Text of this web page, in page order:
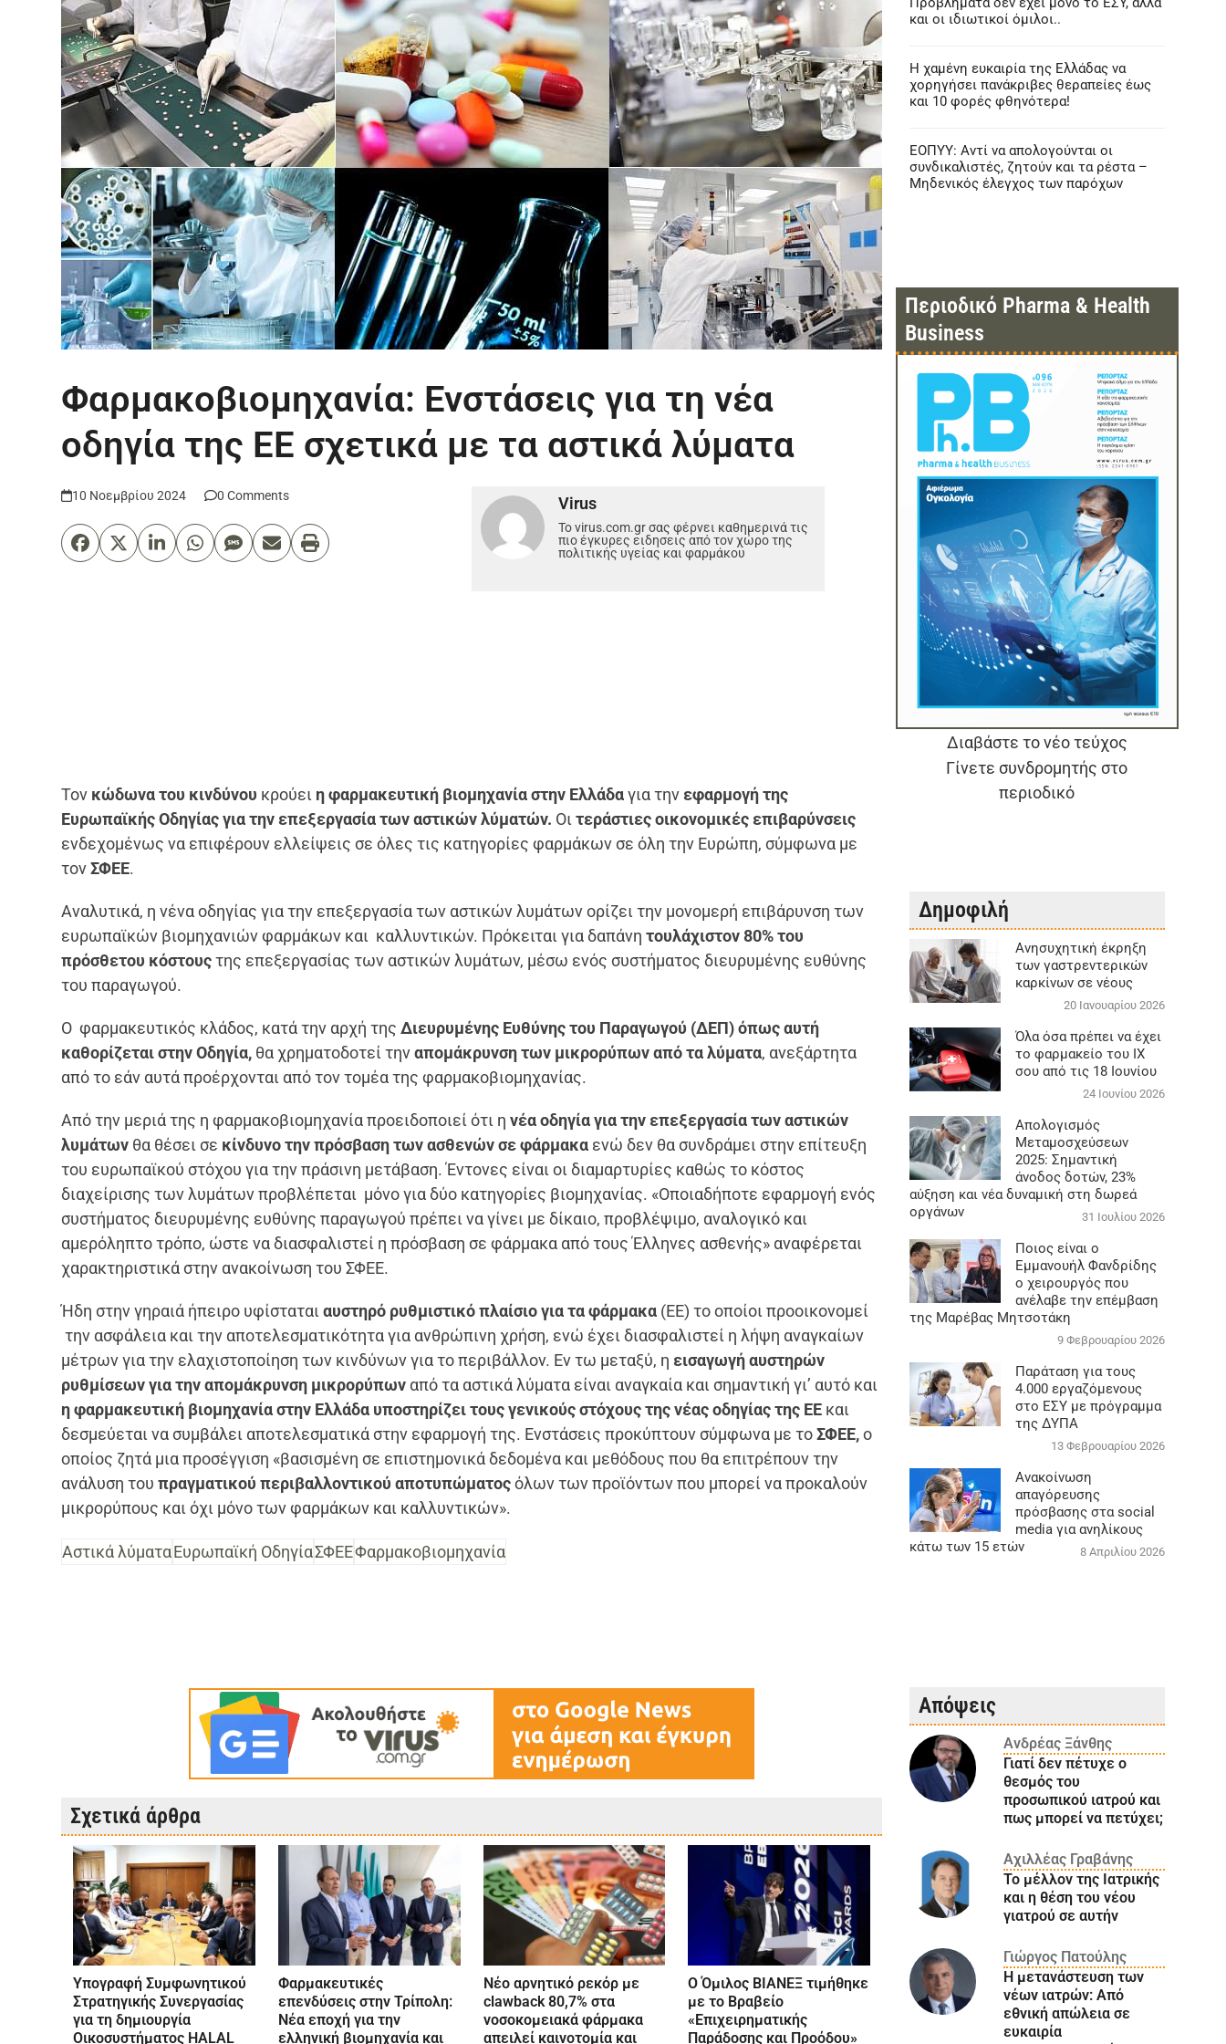
Φαρμακοβιομηχανία: Ενστάσεις για τη νέα
οδηγία της ΕΕ σχετικά με τα αστικά λύματα
10 Νοεμβρίου 2024 0 Comments Virus
Το virus.com.gr σας φέρνει καθημερινά τις
πιο έγκυρες ειδησεις από τον χώρο της
πολιτικής υγείας και φαρμάκου
Τον κώδωνα του κινδύνου κρούει η φαρμακευτική βιομηχανία στην Ελλάδαγια την εφαρμογή της
Ευρωπαϊκής Οδηγίας για την επεξεργασία των αστικών λύματών. Οιτεράστιες οικονομικές επιβαρύνσεις
ενδεχομένως να επιφέρουν ελλείψεις σε όλες τις κατηγορίες φαρμάκων σε όλη την Ευρώπη, σύμφωνα με
τονΣΦΕΕ.
Αναλυτικά, η νένα οδηγίας για την επεξεργασία των αστικών λυμάτων ορίζει την μονομερή επιβάρυνση των
ευρωπαϊκών βιομηχανιών φαρμάκων και καλλυντικών. Πρόκειται για δαπάνητουλάχιστον 80% του
πρόσθετου κόστουςτης επεξεργασίας των αστικών λυμάτων, μέσω ενός συστήματος διευρυμένης ευθύνης
του παραγωγού.
Ο φαρμακευτικός κλάδος, κατά την αρχή τηςΔιευρυμένης Ευθύνης του Παραγωγού (ΔΕΠ) όπως αυτή
καθορίζεται στην Οδηγία, θα χρηματοδοτεί τηναπομάκρυνση των μικρορύπων από τα λύματα, ανεξάρτητα
από το εάν αυτά προέρχονται από τον τομέα της φαρμακοβιομηχανίας.
Από την μεριά της η φαρμακοβιομηχανία προειδοποιεί ότι ηνέα οδηγία για την επεξεργασία των αστικών
λυμάτων θα θέσει σε κίνδυνο την πρόσβαση των ασθενών σε φάρμακα ενώ δεν θα συνδράμει στην επίτευξη
του ευρωπαϊκού στόχου για την πράσινη μετάβαση. Έντονες είναι οι διαμαρτυρίες καθώς το κόστος
διαχείρισης των λυμάτων προβλέπεται μόνο για δύο κατηγορίες βιομηχανίας. «Οποιαδήποτε εφαρμογή ενός
συστήματος διευρυμένης ευθύνης παραγωγού πρέπει να γίνει με δίκαιο, προβλέψιμο, αναλογικό και
αμερόληπτο τρόπο, ώστε να διασφαλιστεί η πρόσβαση σε φάρμακα από τους Έλληνες ασθενής» αναφέρεται
χαρακτηριστικά στην ανακοίνωση του ΣΦΕΕ.
Ήδη στην γηραιά ήπειρο υφίσταταιαυστηρό ρυθμιστικό πλαίσιο για τα φάρμακα (ΕΕ) το οποίοι προοικονομεί
την ασφάλεια και την αποτελεσματικότητα για ανθρώπινη χρήση, ενώ έχει διασφαλιστεί η λήψη αναγκαίων
μέτρων για την ελαχιστοποίηση των κινδύνων για το περιβάλλον. Εν τω μεταξύ, η εισαγωγή αυστηρών
ρυθμίσεων για την απομάκρυνση μικρορύπων από τα αστικά λύματα είναι αναγκαία και σημαντική γι’ αυτό και
η φαρμακευτική βιομηχανία στην Ελλάδα υποστηρίζει τους γενικούς στόχους της νέας οδηγίας της ΕΕ και
δεσμεύεται να συμβάλει αποτελεσματικά στην εφαρμογή της. Ενστάσεις προκύπτουν σύμφωνα με τοΣΦΕΕ,ο
οποίος ζητά μια προσέγγιση «βασισμένη σε επιστημονικά δεδομένα και μεθόδους που θα επιτρέπουν την
ανάλυση τουπραγματικού περιβαλλοντικού αποτυπώματοςόλων των προϊόντων που μπορεί να προκαλούν
μικρορύπους και όχι μόνο των φαρμάκων και καλλυντικών».
Αστικά λύματαΕυρωπαϊκή ΟδηγίαΣΦΕΕΦαρμακοβιομηχανία
Σχετικά άρθρα
Υπογραφή Συμφωνητικού
Στρατηγικής Συνεργασίας
για τη δημιουργία
Οικοσυστήματος HALAL
Φαρμακευτικές
επενδύσεις στην Τρίπολη:
Νέα εποχή για την
ελληνική βιομηχανία και
Νέο αρνητικό ρεκόρ με
clawback 80,7% στα
νοσοκομειακά φάρμακα
απειλεί καινοτομία και
Ο Όμιλος ΒΙΑΝΕΞ τιμήθηκε
με το Βραβείο
«Επιχειρηματικής
Παράδοσης και Προόδου»
και οι ιδιωτικοί όμιλοι..
Η χαμένη ευκαιρία της Ελλάδας να
χορηγήσει πανάκριβες θεραπείες έως
και 10 φορές φθηνότερα!
ΕΟΠΥΥ: Αντί να απολογούνται οι
συνδικαλιστές, ζητούν και τα ρέστα –
Μηδενικός έλεγχος των παρόχων
Περιοδικό Pharma & Health
Business
Διαβάστε το νέο τεύχος
Γίνετε συνδρομητής στο
περιοδικό
Δημοφιλή
Aνησυχητική έκρηξη
των γαστρεντερικών
καρκίνων σε νέους
20 Ιανουαρίου 2026
Όλα όσα πρέπει να έχει
το φαρμακείο του ΙΧ
σου από τις 18 Ιουνίου
24 Ιουνίου 2026
Απολογισμός
Μεταμοσχεύσεων
2025: Σημαντική
άνοδος δοτών, 23%
αύξηση και νέα δυναμική στη δωρεά
οργάνων
31 Ιουλίου 2026
Ποιος είναι ο
Εμμανουήλ Φανδρίδης
ο χειρουργός που
ανέλαβε την επέμβαση
της Μαρέβας Μητσοτάκη
9 Φεβρουαρίου 2026
Παράταση για τους
4.000 εργαζόμενους
στο ΕΣΥ με πρόγραμμα
της ΔΥΠΑ
13 Φεβρουαρίου 2026
Ανακοίνωση
απαγόρευσης
πρόσβασης στα social
media για ανηλίκους
κάτω των 15 ετών
8 Απριλίου 2026
Απόψεις
Ανδρέας Ξάνθης
Γιατί δεν πέτυχε ο
θεσμός του
προσωπικού ιατρού και
πως μπορεί να πετύχει;
Αχιλλέας Γραβάνης
Το μέλλον της Ιατρικής
και η θέση του νέου
γιατρού σε αυτήν
Γιώργος Πατούλης
Η μετανάστευση των
νέων ιατρών: Aπό
εθνική απώλεια σε
ευκαιρία